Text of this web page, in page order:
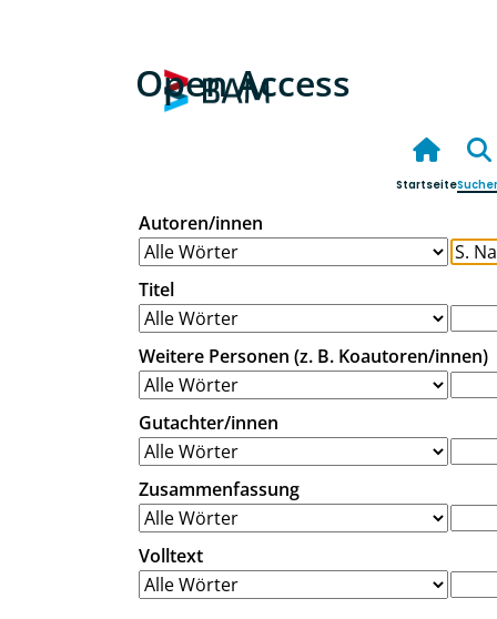
Open Access
Startseite
Autoren/innen
Titel
Weitere Personen (z. B. Koautoren/innen)
Gutachter/innen
Zusammenfassung
Volltext